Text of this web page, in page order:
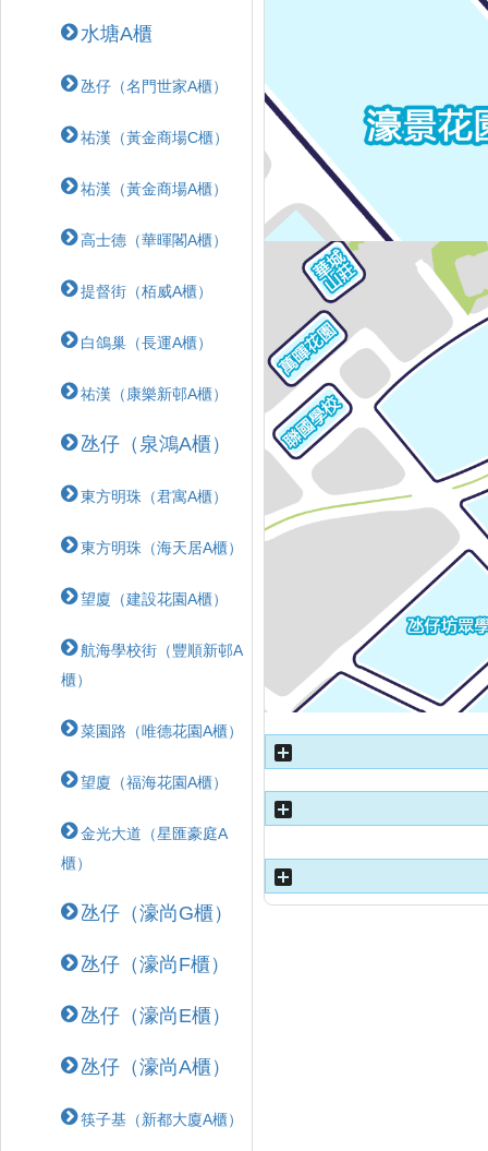
水塘A櫃
氹仔（名門世家A櫃）
祐漢（黃金商場C櫃）
祐漢（黃金商場A櫃）
高士德（華暉閣A櫃）
提督街（栢威A櫃）
白鴿巢（長運A櫃）
祐漢（康樂新邨A櫃）
氹仔（泉鴻A櫃）
東方明珠（君寓A櫃）
東方明珠（海天居A櫃）
望廈（建設花園A櫃）
航海學校街（豐順新邨A
櫃）
菜園路（唯德花園A櫃）
望廈（福海花園A櫃）
金光大道（星匯豪庭A
櫃）
氹仔（濠尚G櫃）
氹仔（濠尚F櫃）
氹仔（濠尚E櫃）
氹仔（濠尚A櫃）
筷子基（新都大廈A櫃）